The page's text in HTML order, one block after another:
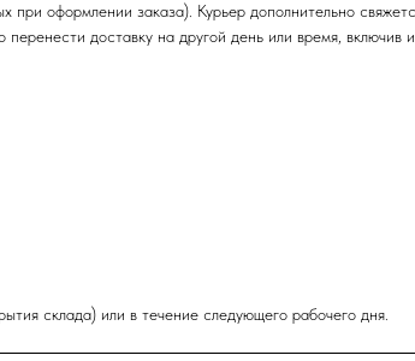
оформлении заказа). Курьер дополнительно
доставку на другой день или время, включив
склада) или в течение следующего рабочего дня.